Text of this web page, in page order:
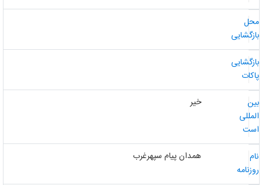
خیر
همدان پیام سپهرغرب